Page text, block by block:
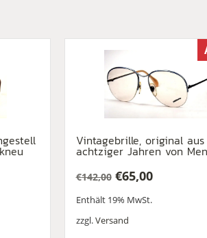
Vintagebrille, original
achtziger Jahren von
€142,00
Preis
war:
€65,00
Preis
ist:
Enthält 19% MwSt.
zzgl.Versand